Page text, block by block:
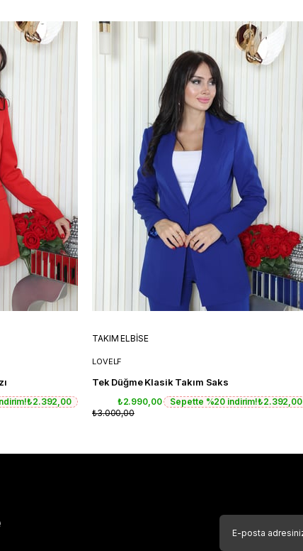
₺2.392,00
TAKIM ELBİSE
LOVELF
Tek Düğme Klasik Takım Saks
₺2.990,00 Sepette %20 indirim!₺2.392,00
₺3.000,00